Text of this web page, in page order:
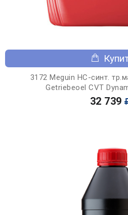
3172 Meguin НС-синт.
Getriebeoel CVT
32 739